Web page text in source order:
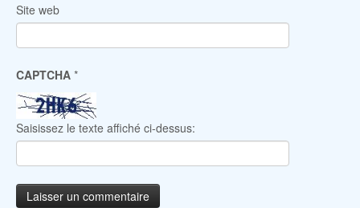
Site web
CAPTCHA *
Saisissez le texte affiché ci-dessus: